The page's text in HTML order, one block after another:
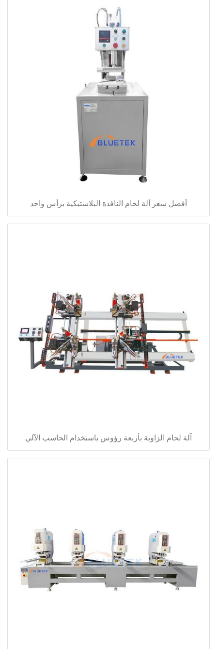
أفضل سعر آلة لحام النافذة البلاستيكية برأس واحد
آلة لحام الزاوية بأربعة رؤوس باستخدام الحاسب الآلي